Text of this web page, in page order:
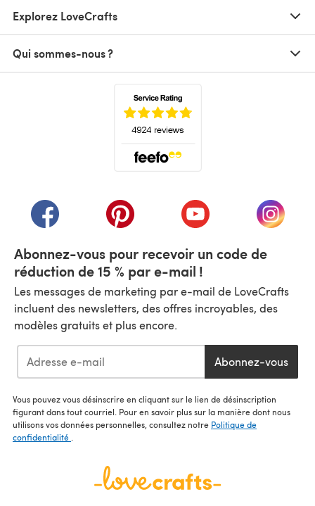
Explorez LoveCrafts
Qui sommes-nous ?
(s'ouvre dans un nouvel onglet)
(s'ouvre dans un nouvel onglet)
(s'ouvre dans un(s'ouvre
Abonnez-vous pour recevoir un code de
réduction de 15 % par e-mail !
Les messages de marketing par e-mail de LoveCrafts
incluent des newsletters, des offres incroyables, des
modèles gratuits et plus encore.
Abonnez-vous
Vous pouvez vous désinscrire en cliquant sur le lien de désinscription
figurant dans tout courriel. Pour en savoir plus sur la manière dont nous
utilisons vos données personnelles, consultez notre Politique de
confidentialité